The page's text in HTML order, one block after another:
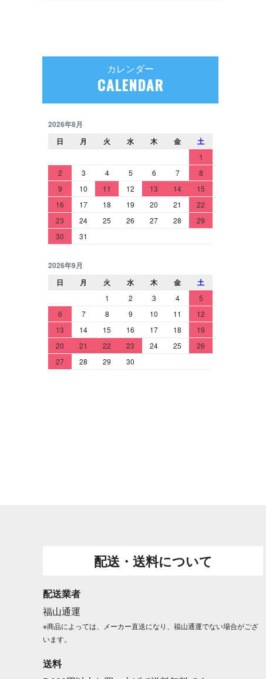
カレンダー
CALENDAR
2026年8月
日
月 火 水 木 金 土
1
2
3 4 5 6 7
8
9
10 11 12 13 14
15
16
17 18 19 20 21
22
23
24 25 26 27 28
29
30
31
2026年9月
日
月 火 水 木 金 土
1 2 3 4
5
6
7 8 9 10 11
12
13
14 15 16 17 18
19
20
21 22 23 24 25
26
27
28 29 30
配送・送料について
配送業者
福山通運
※商品によっては、メーカー直送になり、福山通運でない場合がござ
います。
送料